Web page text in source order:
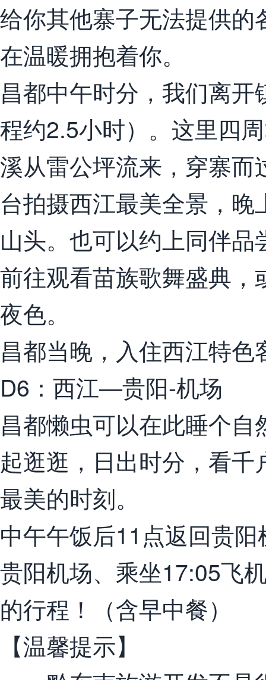
给你其他寨子无法提供
在温暖拥抱着你。
昌都中午时分，我们离
程约2.5小时）。这里四
溪从雷公坪流来，穿寨
台拍摄西江最美全景，
山头。也可以约上同伴
前往观看苗族歌舞盛典
夜色。
昌都当晚，入住西江特
D6：西江—贵阳-机场
昌都懒虫可以在此睡个
起逛逛，日出时分，看
最美的时刻。
中午午饭后11点返回贵
贵阳机场、乘坐17:05飞
的行程！（含早中餐）
【温馨提示】